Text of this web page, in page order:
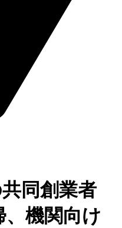
同創業者
、機関向け